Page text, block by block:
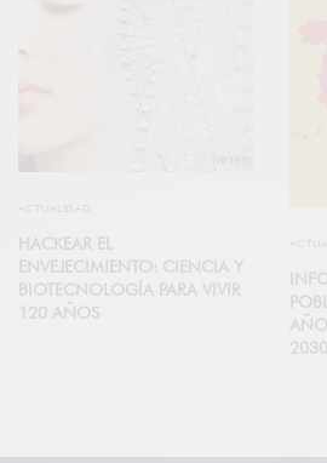
ACTUALIDAD
HACKEAR EL
ENVEJECIMIENTO: CIENCIA Y
BIOTECNOLOGÍA PARA VIVIR
120 AÑOS